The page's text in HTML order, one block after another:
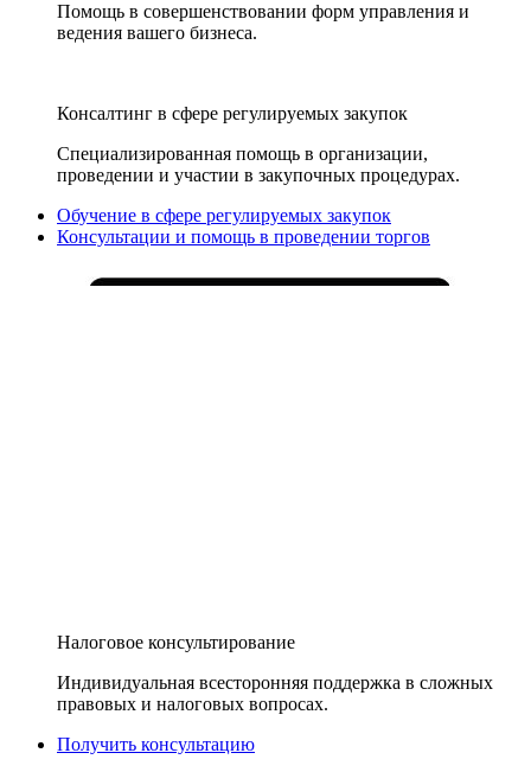
Помощь в совершенствовании форм управления и
ведения вашего бизнеса.
Консалтинг в сфере регулируемых закупок
Специализированная помощь в организации,
проведении и участии в закупочных процедурах.
Обучение в сфере регулируемых закупок
Консультации и помощь в проведении торгов
Налоговое консультирование
Индивидуальная всесторонняя поддержка в сложных
правовых и налоговых вопросах.
Получить консультацию